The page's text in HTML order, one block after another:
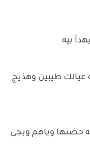
بيه
عيالك طيبين وهذيج
حضنها وياهم وبجى